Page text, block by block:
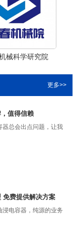
械科学研究院
更多>>
值得信赖
器总会出点问题，让我
免费提供解决方案
电容器，纯源的业务